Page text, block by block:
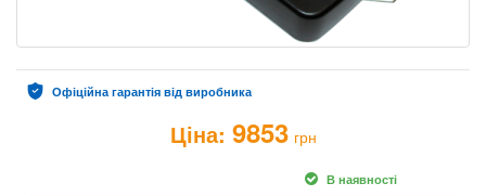
Офіційна гарантія від виробника
Ціна: 9853 грн
В наявності